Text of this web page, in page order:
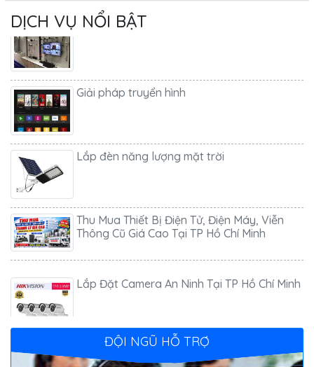
DỊCH VỤ NỔI BẬT
Lắp camera quan sát
Thông Cũ Giá Cao Tại TP Hồ Chí Minh
Lắp Đặt Camera An Ninh Tại TP Hồ Chí Minh
Lắp camera quan sát
ĐỘI NGŨ HỖ TRỢ